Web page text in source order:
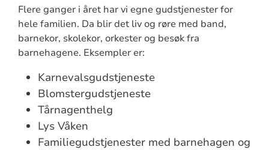
Flere ganger i året har vi egne gudstjenester for
hele familien. Da blir det liv og røre med band,
barnekor, skolekor, orkester og besøk fra
barnehagene. Eksempler er:
Karnevalsgudstjeneste
Blomstergudstjeneste
Tårnagenthelg
Lys Våken
Familiegudstjenester med barnehagen og